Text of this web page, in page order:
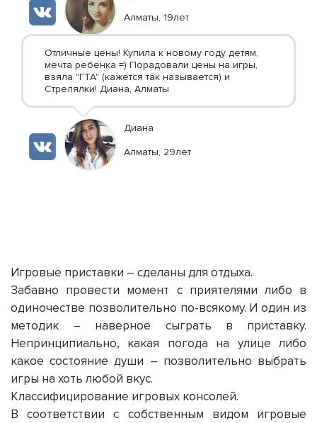
Алматы, 19лет
Отличные цены! Купила к новому году детям,
мечта ребенка =) Порадовали цены на игры,
взяла "ГТА" (кажется так называется) и
Стрелялки! Диана, Алматы
Диана
Алматы, 29лет
Игровые приставки – сделаны для отдыха.
Забавно провести момент с приятелями либо в
одиночестве позволительно по-всякому. И один из
методик – наверное сыграть в приставку.
Непринципиально, какая погода на улице либо
какое состояние души – позволительно выбрать
игры на хоть любой вкус.
Классифицирование игровых консолей.
В соответствии с собственным видом игровые